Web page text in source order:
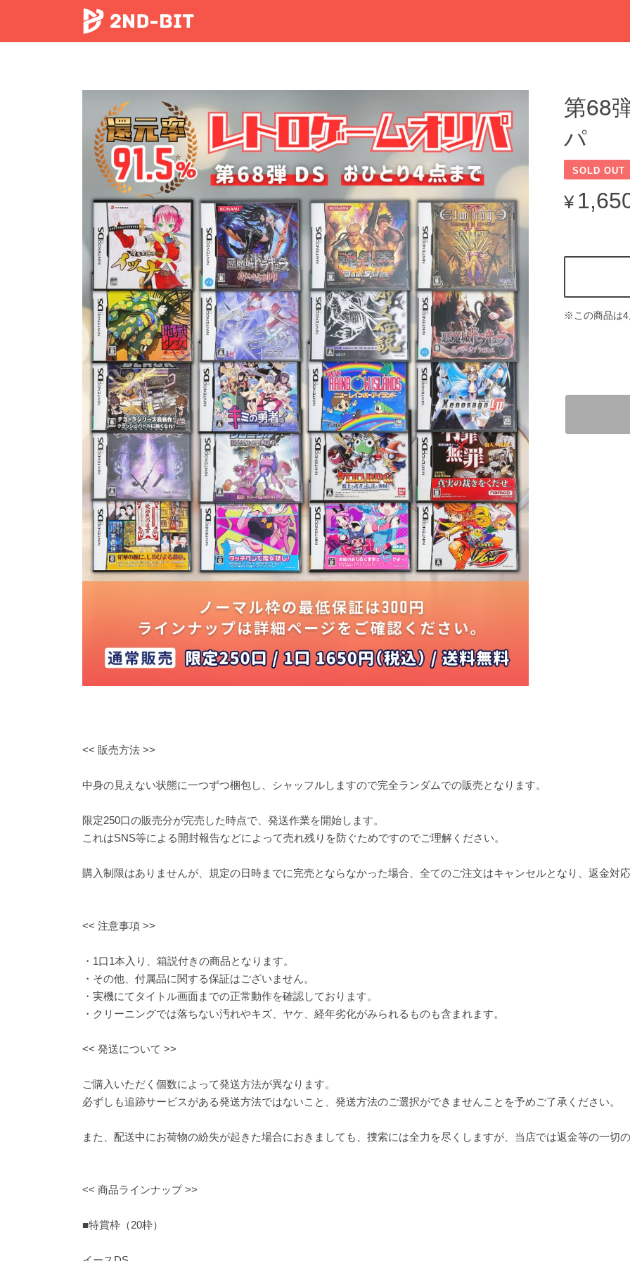
第68
パ
SOLD OUT
¥
※この商品は4
<< 販売方法 >>
中身の見えない状態に一つずつ梱包し、シャッフルしますので完全ランダムでの販売となります。
限定250口の販売分が完売した時点で、発送作業を開始します。
これはSNS等による開封報告などによって売れ残りを防ぐためですのでご理解ください。
購入制限はありませんが、規定の日時までに完売とならなかった場合、全てのご注文はキャンセルとなり、返金対応
<< 注意事項 >>
・1口1本入り、箱説付きの商品となります。
・その他、付属品に関する保証はございません。
・実機にてタイトル画面までの正常動作を確認しております。
・クリーニングでは落ちない汚れやキズ、ヤケ、経年劣化がみられるものも含まれます。
<< 発送について >>
ご購入いただく個数によって発送方法が異なります。
必ずしも追跡サービスがある発送方法ではないこと、発送方法のご選択ができませんことを予めご了承ください。
また、配送中にお荷物の紛失が起きた場合におきましても、捜索には全力を尽くしますが、当店では返金等の一切
<< 商品ラインナップ >>
■特賞枠（20枠）